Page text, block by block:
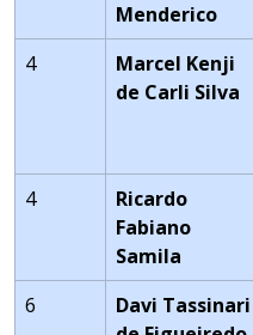
Menderico
4
Marcel Kenji
de Carli Silva
4
Ricardo
Fabiano
Samila
6
Davi Tassinari